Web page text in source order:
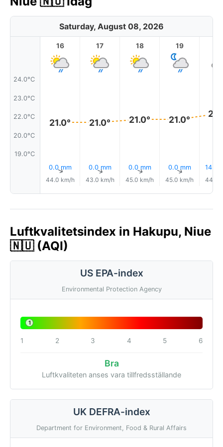
Saturday, August 08, 2026
24.0°C
23.0°C
22.0°C
20.0°C
19.0°C
16
21.0°
0.0 mm
↑
44.0 km/h
17
21.0°
0.0 mm
↑
43.0 km/h
18
21.0°
0.0 mm
↑
45.0 km/h
19
21.0°
0.0 mm
↑
45.0 km/h
14%
44.0
Luftkvalitetsindex in Hakupu, Niue
🇳🇺 (AQI)
US EPA-index
Environmental Protection Agency
1
1 2 3 4 5 6
Bra
Luftkvaliteten anses vara tillfredsställande
UK DEFRA-index
Department for Environment, Food & Rural Affairs